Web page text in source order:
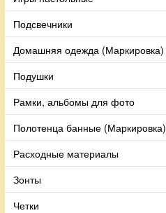
Подсвечники
Домашняя одежда (Маркировка)
Подушки
Рамки, альбомы для фото
Полотенца банные (Маркировка)
Расходные материалы
Зонты
Четки